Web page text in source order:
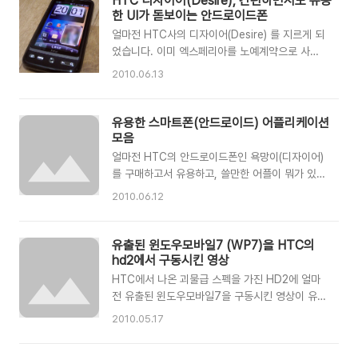
https://play.google.com/store/apps/details?
한 UI가 돋보이는 안드로이드폰
얼마전 HTC사의 디자이어(Desire) 를 지르게 되
었습니다. 이미 엑스페리아를 노예계약으로 사용
중이었기때문에, 고민고민하긴했지만 예전부터 눈
등 많은 수의 안드로이드 폰들이 국내에 발매되었
지만 그 중에서 디자이어만이 제 눈에 확 들어왔
죠. 그 이유는 엑스페리아를 사용하면서 HTC라는
브랜드에 대한 인지도가 매우 좋아진 점도 있고,
는 다르게 지속적인 지원(비공식적인 부분도 포함)
UI 가 포함되어 있다는 사실등입니다. * 터치감도
와 빠른 반응속도 정전식 터치액정에 1Ghz의
CPU 을 가지고 있기 때문에 화면의 ..
2010.06.13
유용한 스마트폰(안드로이드) 어플리케이션
모음
얼마전 HTC의 안드로이드폰인 욕망이(디자이어)
를 구매하고서 유용하고, 쓸만한 어플이 뭐가 있을
까 싶어서 여러군데를 돌아다니며 수집하고 현재
시라고 모아봤습니다. 이곳에 기재된 프로그램들
은 안드로이드 마켓에서 검색하여 받아보실 수 있
습니다 *. 3g watchdog 3g 데이타 사용량을 조
회 및 특정 사용량 이상 초과시 알람 및 3g 데이타
그램입니다. *. animal translator 동물들이 말
2010.06.12
유출된 윈도우모바일7 (WP7)을 HTC의
hd2에서 구동시킨 영상
HTC에서 나온 괴물급 스펙을 가진 HD2에 얼마
전 유출된 윈도우모바일7을 구동시킨 영상이 유투
브에 있더군요. 추후 업그레이드가 지원이 된다..
2010.05.17